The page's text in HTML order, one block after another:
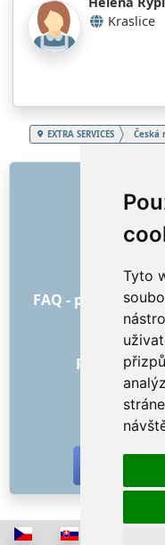
Tyto
Kraslice
EXTRA SERVICES Česká
Jak
FAQ - pro
Recenze